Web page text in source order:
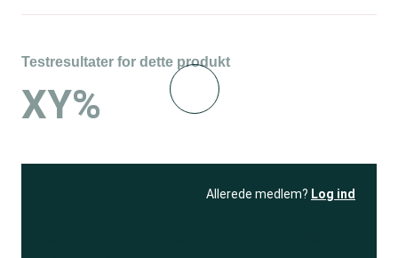
Testresultater for dette produkt
XY%
Allerede medlem? Log ind